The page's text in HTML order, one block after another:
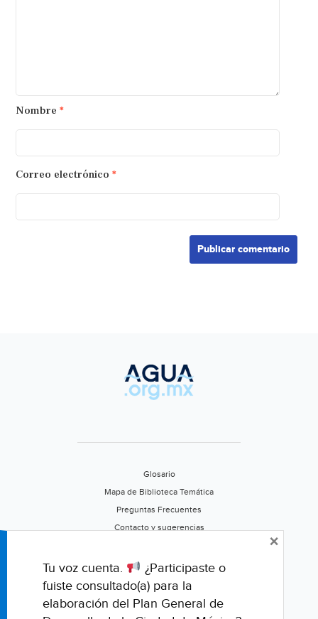
Nombre *
Correo electrónico *
Glosario
Mapa de Biblioteca Temática
Preguntas Frecuentes
Contacto y sugerencias
Califica este portal
Tu voz cuenta.
¿Participaste o
fuiste consultado(a) para la
elaboración del Plan General de
×